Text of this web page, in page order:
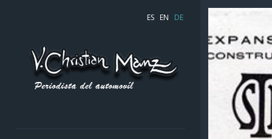
ES EN DE